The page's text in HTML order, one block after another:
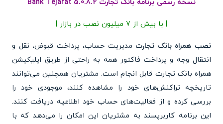
نسخه رسمی برنامه بانک تجارت Bank Tejarat 5.0.8.2
| با بیش از 7 میلیون نصب در بازار |
نصب همراه بانک تجارت مدیریت حساب، پرداخت قبوض، نقل و
انتقال وجه و پرداخت فاکتور همه به راحتی از طریق اپلیکیشن
همراه بانک تجارت قابل انجام است. مشتریان همچنین می‌توانند
تاریخچه تراکنش‌های خود را مشاهده کنند، موجودی خود را
بررسی کرده و از فعالیت‌های حساب خود اطلاعیه دریافت کنند.
این برنامه کاربرپسند به مشتریان این امکان را می‌دهد که با